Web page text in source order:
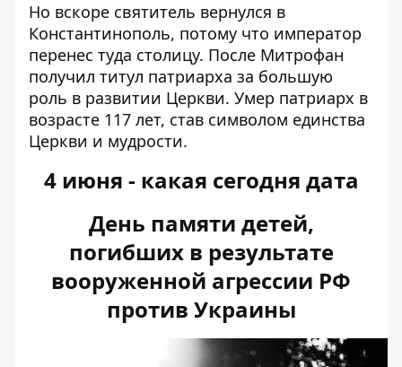
Но вскоре святитель вернулся в
Константинополь, потому что император
перенес туда столицу. После Митрофан
получил титул патриарха за большую
роль в развитии Церкви. Умер патриарх в
возрасте 117 лет, став символом единства
Церкви и мудрости.
4 июня - какая сегодня дата
День памяти детей,
погибших в результате
вооруженной агрессии РФ
против Украины